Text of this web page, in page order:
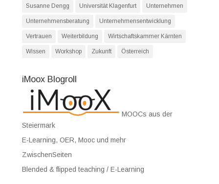
Susanne Dengg Universität Klagenfurt Unternehmen
Unternehmensberatung Unternehmensentwicklung
Vertrauen Weiterbildung Wirtschaftskammer Kärnten
Wissen Workshop Zukunft Österreich
iMoox Blogroll
MOOCs aus der
Steiermark
E-Learning, OER, Mooc und mehr
ZwischenSeiten
Blended & flipped teaching / E-Learning